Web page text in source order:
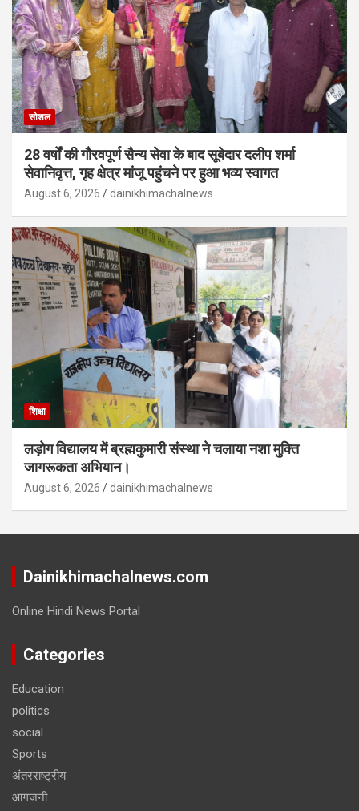
सोशल
28 वर्षों की गौरवपूर्ण सैन्य सेवा के बाद सूबेदार दलीप शर्मा
सेवानिवृत्त, गृह क्षेत्र मांजू पहुंचने पर हुआ भव्य स्वागत
August 6, 2026 dainikhimachalnews
शिक्षा
लड़ोग विद्यालय में ब्रह्मकुमारी संस्था ने चलाया नशा मुक्ति
जागरूकता अभियान।
August 6, 2026 dainikhimachalnews
Dainikhimachalnews.com
Online Hindi News Portal
Categories
Education
politics
social
Sports
अंतरराष्ट्रीय
आगजनी